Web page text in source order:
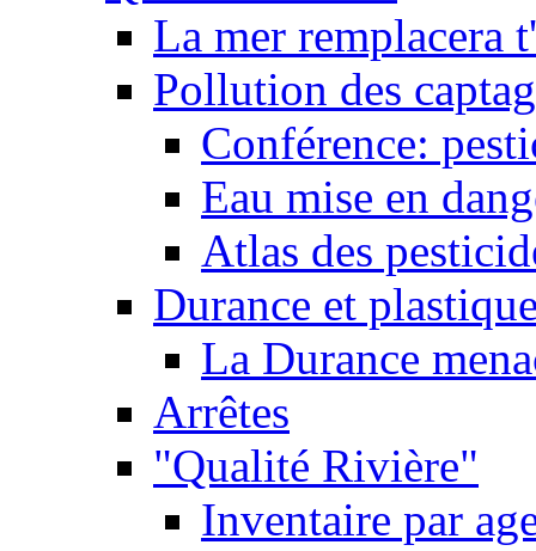
La mer remplacera
Pollution des
Conférence:
Eau mise en
Atlas des
Durance et
La Durance
Arrêtes
"Qualité Rivière"
Inventaire par